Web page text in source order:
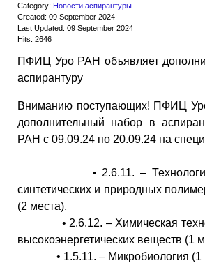
Category: Новости аспирантуры
Created: 09 September 2024
Last Updated: 09 September 2024
Hits: 2646
ПФИЦ Уро РАН объявляет
аспирантуру
Вниманию поступающих! ПФИЦ
дополнительный набор в
РАН с 09.09.24 по 20.09.24 на
• 2.6.11. – Технология и
синтетических и природных
(2 места),
• 2.6.12. – Химическая
высокоэнергетических веществ (1
• 1.5.11. – Микробиология (1